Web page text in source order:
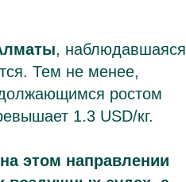
, наблюдавшаяся
Тем не менее,
ростом
1.3 USD/кг.
этом направлении